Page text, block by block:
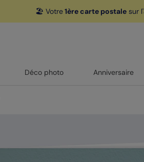
🏖️ Votre1ère carte postalesur
Déco photo Anniversaire